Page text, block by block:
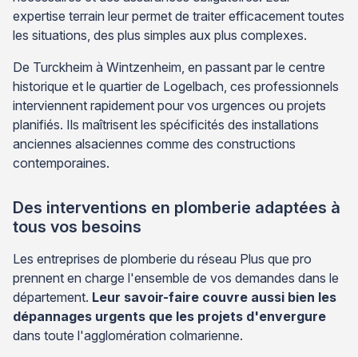
expertise terrain leur permet de traiter efficacement toutes
les situations, des plus simples aux plus complexes.
De Turckheim à Wintzenheim, en passant par le centre
historique et le quartier de Logelbach, ces professionnels
interviennent rapidement pour vos urgences ou projets
planifiés. Ils maîtrisent les spécificités des installations
anciennes alsaciennes comme des constructions
contemporaines.
Des interventions en plomberie adaptées à
tous vos besoins
Les entreprises de plomberie du réseau Plus que pro
prennent en charge l'ensemble de vos demandes dans le
département. Leur savoir-faire couvre aussi bien les
dépannages urgents que les projets d'envergure
dans toute l'agglomération colmarienne.